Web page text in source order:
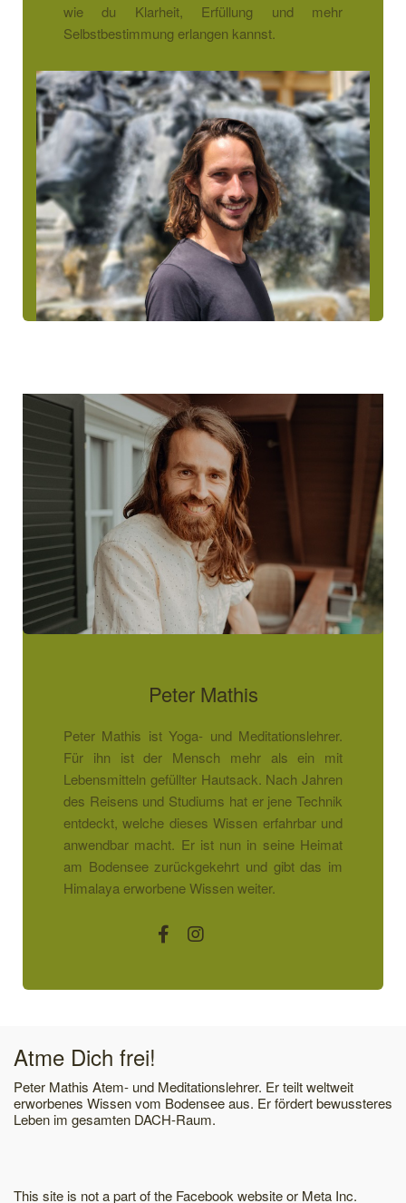
wie du Klarheit, Erfüllung und mehr
Selbstbestimmung erlangen kannst.
Peter Mathis
Peter Mathis ist Yoga- und Meditationslehrer.
Für ihn ist der Mensch mehr als ein mit
Lebensmitteln gefüllter Hautsack. Nach Jahren
des Reisens und Studiums hat er jene Technik
entdeckt, welche dieses Wissen erfahrbar und
anwendbar macht. Er ist nun in seine Heimat
am Bodensee zurückgekehrt und gibt das im
Himalaya erworbene Wissen weiter.
Atme Dich frei!
Peter Mathis Atem- und Meditationslehrer. Er teilt weltweit
erworbenes Wissen vom Bodensee aus. Er fördert bewussteres
Leben im gesamten DACH-Raum.
This site is not a part of the Facebook website or Meta Inc.